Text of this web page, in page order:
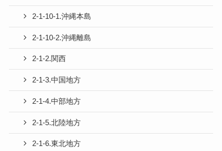
2-1-10-1.沖縄本島
2-1-10-2.沖縄離島
2-1-2.関西
2-1-3.中国地方
2-1-4.中部地方
2-1-5.北陸地方
2-1-6.東北地方